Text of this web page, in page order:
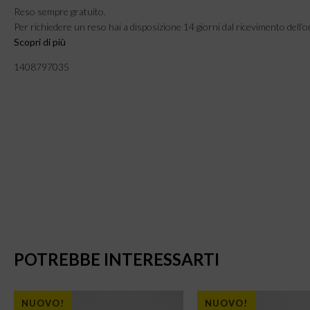
Reso sempre gratuito.
Per richiedere un reso hai a disposizione 14 giorni dal ricevimento
Scopri di più
1408797035
POTREBBE INTERESSARTI
NUOVO! NUOVO!